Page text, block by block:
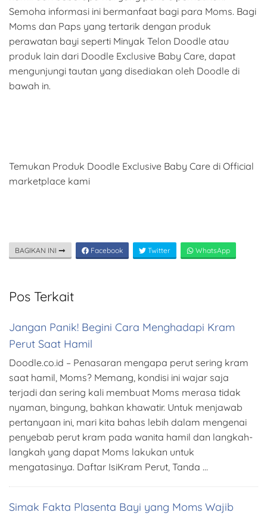
Semoha informasi ini bermanfaat bagi para Moms. Bagi
Moms dan Paps yang tertarik dengan produk
perawatan bayi seperti Minyak Telon Doodle atau
produk lain dari Doodle Exclusive Baby Care, dapat
mengunjungi tautan yang disediakan oleh Doodle di
bawah in.
Temukan Produk Doodle Exclusive Baby Care di Official
marketplace kami
BAGIKAN INI Facebook Twitter WhatsApp
Pos Terkait
Jangan Panik! Begini Cara Menghadapi Kram
Perut Saat Hamil
Doodle.co.id – Penasaran mengapa perut sering kram
saat hamil, Moms? Memang, kondisi ini wajar saja
terjadi dan sering kali membuat Moms merasa tidak
nyaman, bingung, bahkan khawatir. Untuk menjawab
pertanyaan ini, mari kita bahas lebih dalam mengenai
penyebab perut kram pada wanita hamil dan langkah-
langkah yang dapat Moms lakukan untuk
mengatasinya. Daftar IsiKram Perut, Tanda …
Simak Fakta Plasenta Bayi yang Moms Wajib